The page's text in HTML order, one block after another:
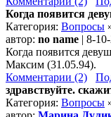
Когда появится
Категория: Вопросы
автор: no name | 8-
Когда появится
Максим (31.05.94).
Комментарии (2)
здравствуйте.
Категория: Вопросы